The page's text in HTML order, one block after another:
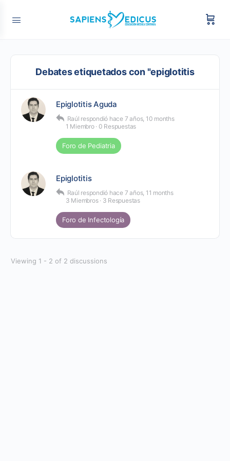
Debates etiquetados con "epiglotitis
Epiglotitis Aguda
Raúl respondió hace 7 años, 10 months
1 Miembro · 0 Respuestas
Foro de Pediatria
Epiglotitis
Raúl respondió hace 7 años, 11 months
3 Miembros · 3 Respuestas
Foro de Infectología
Viewing 1 - 2 of 2 discussions